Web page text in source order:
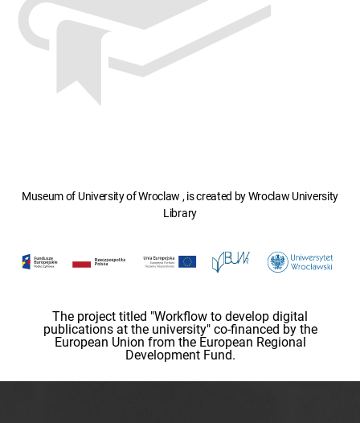
Museum of University of Wroclaw , is created by Wroclaw University
Library
The project titled "Workflow to develop digital
publications at the university" co-financed by the
European Union from the European Regional
Development Fund.